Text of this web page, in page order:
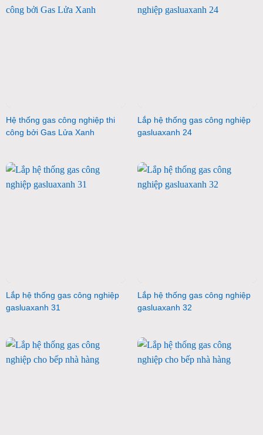
Hệ thống gas công nghiệp thi
công bởi Gas Lửa Xanh
Lắp hệ thống gas công nghiệp
gasluaxanh 24
Lắp hệ thống gas công nghiệp
gasluaxanh 31
Lắp hệ thống gas công nghiệp
gasluaxanh 32